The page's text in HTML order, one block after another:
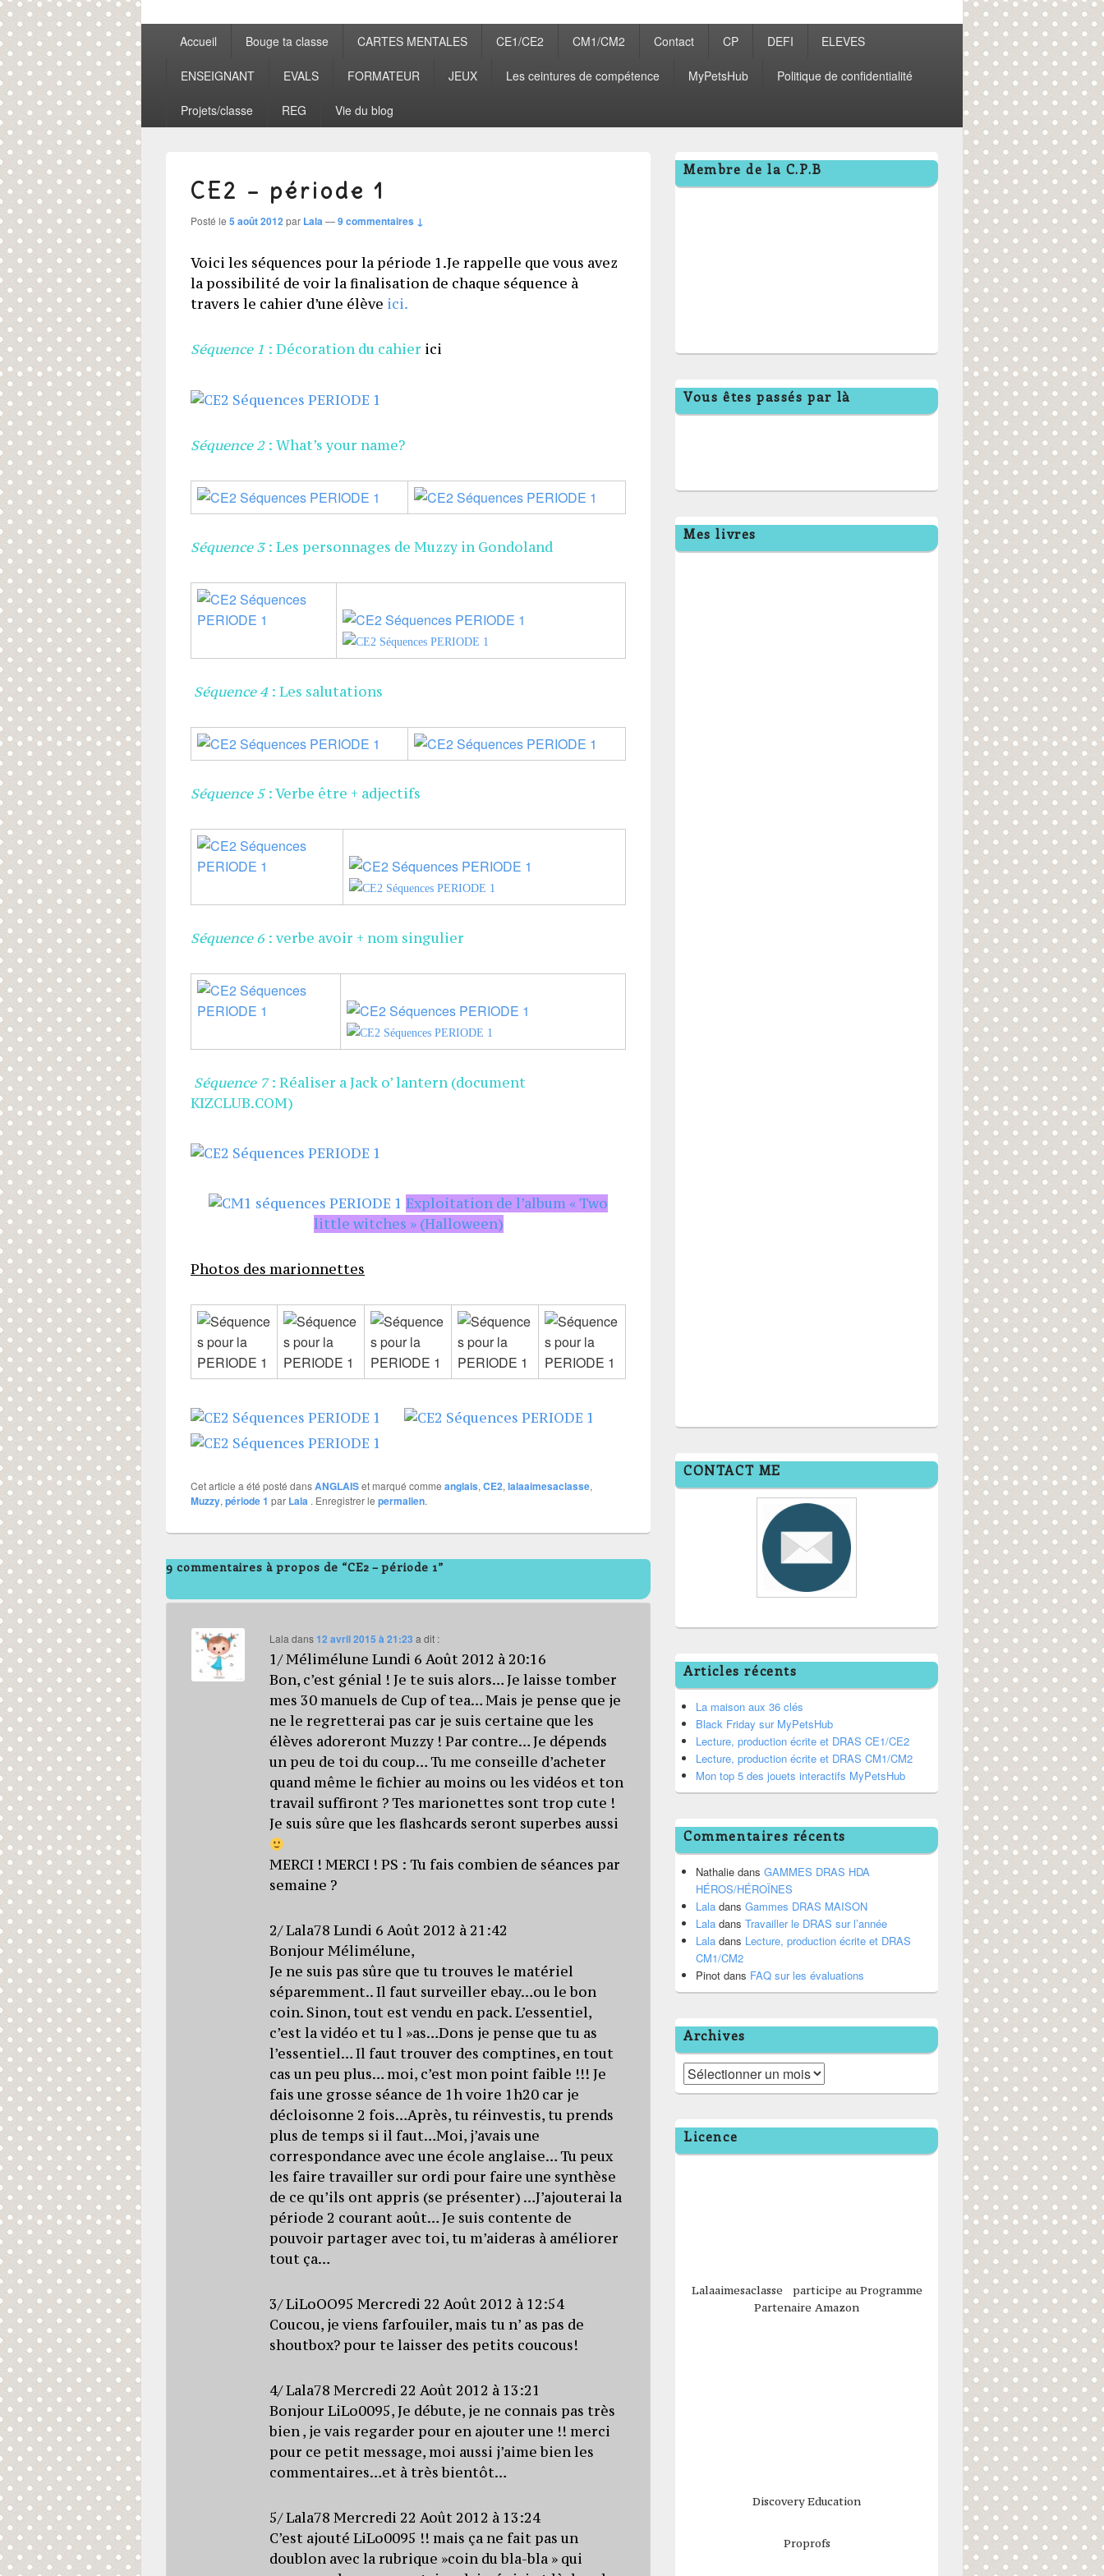
MenuAccueil Bouge ta classe CARTES MENTALES CE1/CE2 CM1/CM2 Contact CP DEFI ELEVES
ENSEIGNANT EVALS FORMATEUR JEUX Les ceintures de compétence MyPetsHub Politique de confidentialité
Projets/classe REG Vie du blog
CE2 – période 1
Posté le 5 août 2012par Lala—9 commentaires ↓
Voici les séquences pour la période 1.Je rappelle que vous avez
la possibilité de voir la finalisation de chaque séquence à
travers le cahier d’une élève ici.
Séquence 1 : Décoration du cahier ici
Séquence 2: What’s your name?
Séquence 3: Les personnages de Muzzy in Gondoland
Séquence 4: Les salutations
Séquence 5: Verbe être + adjectifs
Séquence 6: verbe avoir + nom singulier
Séquence 7: Réaliser a Jack o’ lantern (document
KIZCLUB.COM)
Exploitation de l’album « Two
little witches » (Halloween)
Photos des marionnettes
Cet article a été posté dansANGLAISet marqué comme anglais, CE2, lalaaimesaclasse,
Muzzy, période 1 par Lala . Enregistrer le permalien.
9 commentaires à propos de “CE2 – période 1”
Lala dans12 avril 2015 à 21:23 a dit :
1/ Mélimélune Lundi 6 Août 2012 à 20:16
Bon, c’est génial ! Je te suis alors… Je laisse tomber
mes 30 manuels de Cup of tea… Mais je pense que je
ne le regretterai pas car je suis certaine que les
élèves adoreront Muzzy ! Par contre… Je dépends
un peu de toi du coup… Tu me conseille d’acheter
quand même le fichier au moins ou les vidéos et ton
travail suffiront ? Tes marionettes sont trop cute !
Je suis sûre que les flashcards seront superbes aussi
MERCI ! MERCI ! PS : Tu fais combien de séances par
semaine ?
2/ Lala78 Lundi 6 Août 2012 à 21:42
Bonjour Mélimélune,
Je ne suis pas sûre que tu trouves le matériel
séparemment.. Il faut surveiller ebay…ou le bon
coin. Sinon, tout est vendu en pack. L’essentiel,
c’est la vidéo et tu l »as…Dons je pense que tu as
l’essentiel… Il faut trouver des comptines, en tout
cas un peu plus… moi, c’est mon point faible !!! Je
fais une grosse séance de 1h voire 1h20 car je
décloisonne 2 fois…Après, tu réinvestis, tu prends
plus de temps si il faut…Moi, j’avais une
correspondance avec une école anglaise… Tu peux
les faire travailler sur ordi pour faire une synthèse
de ce qu’ils ont appris (se présenter) …J’ajouterai la
période 2 courant août… Je suis contente de
pouvoir partager avec toi, tu m’aideras à améliorer
tout ça…
3/ LiLoOO95 Mercredi 22 Août 2012 à 12:54
Coucou, je viens farfouiler, mais tu n’ as pas de
shoutbox? pour te laisser des petits coucous!
4/ Lala78 Mercredi 22 Août 2012 à 13:21
Bonjour LiLo0095, Je débute, je ne connais pas très
bien , je vais regarder pour en ajouter une !! merci
pour ce petit message, moi aussi j’aime bien les
commentaires…et à très bientôt…
5/ Lala78 Mercredi 22 Août 2012 à 13:24
C’est ajouté LiLo0095 !! mais ça ne fait pas un
doublon avec la rubrique »coin du bla-bla » qui
Zone
principale
de
Membre de la C.P.B
Vous êtes passés par là
Mes livres
CONTACT ME
Articles récents
La maison aux 36 clés
Black Friday sur MyPetsHub
Lecture, production écrite et DRAS CE1/CE2
Lecture, production écrite et DRAS CM1/CM2
Mon top 5 des jouets interactifs MyPetsHub
Commentaires récents
Nathalie dans GAMMES DRAS HDA
HÉROS/HÉROÏNES
Lala dans Gammes DRAS MAISON
Lala dans Travailler le DRAS sur l’année
Lala dans Lecture, production écrite et DRAS
CM1/CM2
Pinot dans FAQ sur les évaluations
Archives
Archives
Licence
Lalaaimesaclasse participe au Programme
Partenaire Amazon
Discovery Education
Proprofs